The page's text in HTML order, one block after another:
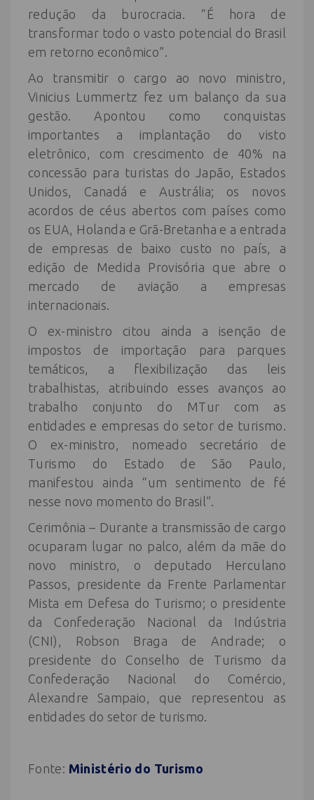
redução da burocracia. “É hora de
transformar todo o vasto potencial do Brasil
em retorno econômico”.
Ao transmitir o cargo ao novo ministro,
Vinicius Lummertz fez um balanço da sua
gestão. Apontou como conquistas
importantes a implantação do visto
eletrônico, com crescimento de 40% na
concessão para turistas do Japão, Estados
Unidos, Canadá e Austrália; os novos
acordos de céus abertos com países como
os EUA, Holanda e Grã-Bretanha e a entrada
de empresas de baixo custo no país, a
edição de Medida Provisória que abre o
mercado de aviação a empresas
internacionais.
O ex-ministro citou ainda a isenção de
impostos de importação para parques
temáticos, a flexibilização das leis
trabalhistas, atribuindo esses avanços ao
trabalho conjunto do MTur com as
entidades e empresas do setor de turismo.
O ex-ministro, nomeado secretário de
Turismo do Estado de São Paulo,
manifestou ainda “um sentimento de fé
nesse novo momento do Brasil”.
Cerimônia – Durante a transmissão de cargo
ocuparam lugar no palco, além da mãe do
novo ministro, o deputado Herculano
Passos, presidente da Frente Parlamentar
Mista em Defesa do Turismo; o presidente
da Confederação Nacional da Indústria
(CNI), Robson Braga de Andrade; o
presidente do Conselho de Turismo da
Confederação Nacional do Comércio,
Alexandre Sampaio, que representou as
entidades do setor de turismo.
Fonte: Ministério do Turismo